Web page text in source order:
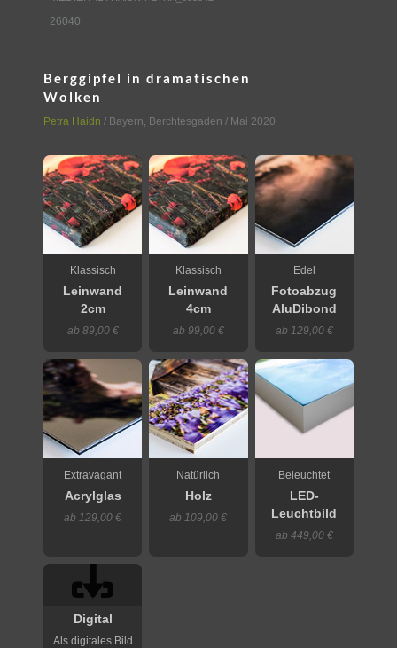
26040
Berggipfel in dramatischen
Wolken
Petra Haidn / Bayern, Berchtesgaden / Mai 2020
Klassisch
Leinwand
2cm
ab 89,00 €
Klassisch
Leinwand
4cm
ab 99,00 €
Edel
Fotoabzug
AluDibond
ab 129,00 €
Extravagant
Acrylglas
ab 129,00 €
Natürlich
Holz
ab 109,00 €
Beleuchtet
LED-
Leuchtbild
ab 449,00 €
Digital
Als digitales Bild